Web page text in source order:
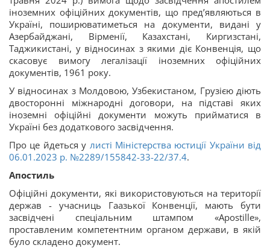
іноземних офіційних документів, що пред’являються в
Україні, поширюватиметься на документи, видані у
Азербайджані, Вірменії, Казахстані, Киргизстані,
Таджикистані, у відносинах з якими діє Конвенція, що
скасовує вимогу легалізації іноземних офіційних
документів, 1961 року.
У відносинах з Молдовою, Узбекистаном, Грузією діють
двосторонні міжнародні договори, на підставі яких
іноземні офіційні документи можуть прийматися в
Україні без додаткового засвідчення.
Про це йдеться у листі Міністерства юстиції України від
06.01.2023 р. №2289/155842-33-22/37.4.
Апостиль
Офіційні документи, які використовуються на території
держав - учасниць Гаазької Конвенції, мають бути
засвідчені спеціальним штампом «Apostille»,
проставленим компетентним органом держави, в якій
було складено документ.